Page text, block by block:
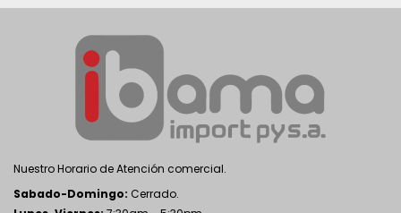
Nuestro Horario de Atención comercial.
Sabado-Domingo: Cerrado.